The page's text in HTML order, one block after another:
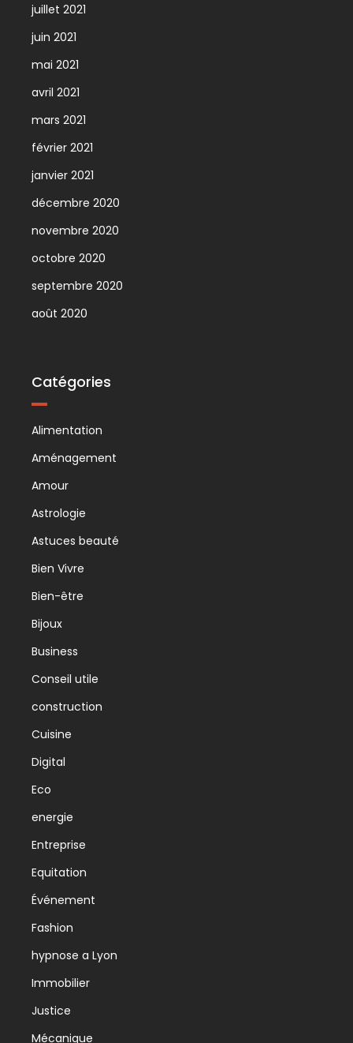
juillet 2021
juin 2021
mai 2021
avril 2021
mars 2021
février 2021
janvier 2021
décembre 2020
novembre 2020
octobre 2020
septembre 2020
août 2020
Catégories
Alimentation
Aménagement
Amour
Astrologie
Astuces beauté
Bien Vivre
Bien-être
Bijoux
Business
Conseil utile
construction
Cuisine
Digital
Eco
energie
Entreprise
Equitation
Événement
Fashion
hypnose a Lyon
Immobilier
Justice
Mécanique